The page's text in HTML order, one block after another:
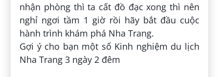
nhận phòng thì ta cất đồ đạc xong thì nên
nghỉ ngơi tầm 1 giờ rồi hãy bắt đầu cuộc
hành trình khám phá Nha Trang.
Gợi ý cho bạn một số Kinh nghiệm du lịch
Nha Trang 3 ngày 2 đêm